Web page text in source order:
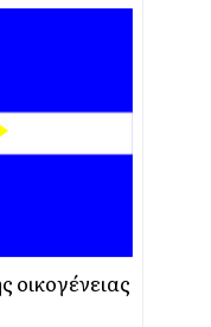
οικογένειας